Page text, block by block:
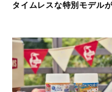
タイムレスな特別モデル